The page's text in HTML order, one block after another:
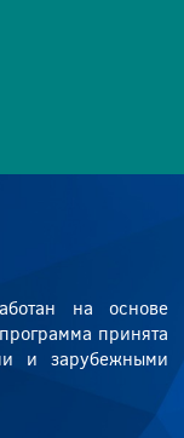
на основе
принята
и зарубежными